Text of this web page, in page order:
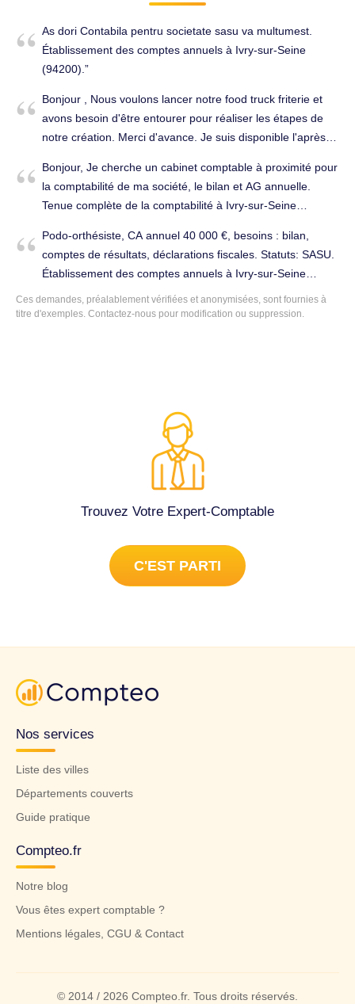
As dori Contabila pentru societate sasu va multumest.
Établissement des comptes annuels à Ivry-sur-Seine
(94200).
Bonjour , Nous voulons lancer notre food truck friterie et
avons besoin d'être entourer pour réaliser les étapes de
notre création. Merci d'avance. Je suis disponible l'après
Ivry-sur-Seine (94200).
Bonjour, Je cherche un cabinet comptable à proximité pour
la comptabilité de ma société, le bilan et AG annuelle.
Tenue complète de la comptabilité à Ivry-sur-Seine
Podo-orthésiste, CA annuel 40 000 €, besoins : bilan,
comptes de résultats, déclarations fiscales. Statuts: SASU.
Établissement des comptes annuels à Ivry-sur-Seine
(94200).
Ces demandes, préalablement vérifiées et anonymisées, sont fournies à
titre d'exemples. Contactez-nous pour modification ou suppression.
Trouvez Votre Expert-Comptable
C'EST PARTI
Nos services
Liste des villes
Départements couverts
Guide pratique
Compteo.fr
Notre blog
Vous êtes expert comptable ?
Mentions légales, CGU & Contact
© 2014 / 2026 Compteo.fr. Tous droits réservés.